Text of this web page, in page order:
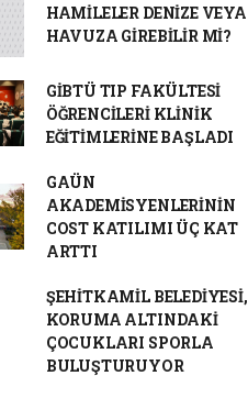
HAMİLELER DENİZE VEYA
HAVUZA GİREBİLİR Mİ?
GİBTÜ TIP FAKÜLTESİ
ÖĞRENCİLERİ KLİNİK
EĞİTİMLERİNE BAŞLADI
GAÜN
AKADEMİSYENLERİNİN
COST KATILIMI ÜÇ KAT
ARTTI
ŞEHİTKAMİL BELEDİYESİ,
KORUMA ALTINDAKİ
ÇOCUKLARI SPORLA
BULUŞTURUYOR